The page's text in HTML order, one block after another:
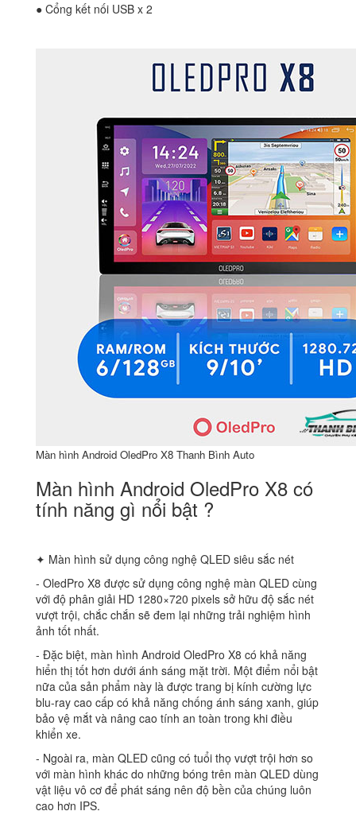
● Cổng kết nối USB x 2
Màn hình Android OledPro X8 Thanh Bình Auto
Màn hình Android OledPro X8 có
tính năng gì nổi bật ?
✦ Màn hình sử dụng công nghệ QLED siêu sắc nét
‐ OledPro X8 được sử dụng công nghệ màn QLED cùng
với độ phân giải HD 1280×720 pixels sở hữu độ sắc nét
vượt trội, chắc chắn sẽ đem lại những trải nghiệm hình
ảnh tốt nhất.
‐ Đặc biệt, màn hình Android OledPro X8 có khả năng
hiển thị tốt hơn dưới ánh sáng mặt trời. Một điểm nổi bật
nữa của sản phẩm này là được trang bị kính cường lực
blu-ray cao cấp có khả năng chống ánh sáng xanh, giúp
bảo vệ mắt và nâng cao tính an toàn trong khi điều
khiển xe.
‐ Ngoài ra, màn QLED cũng có tuổi thọ vượt trội hơn so
với màn hình khác do những bóng trên màn QLED dùng
vật liệu vô cơ để phát sáng nên độ bền của chúng luôn
cao hơn IPS.